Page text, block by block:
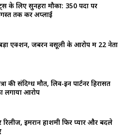
के लिए सुनहरा मौका: 350 पदों पर
तक करें अप्लाई
एक्शन, जबरन वसूली के आरोप में 22 नेता
की संदिग्ध मौत, लिव-इन पार्टनर हिरासत
लगाया आरोप
रिलीज, इमरान हाशमी फिर प्यार और बदले